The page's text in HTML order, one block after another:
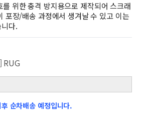
를 위한 충격 방지용으로 제작되어 스크래
포장/배송 과정에서 생겨날 수 있고 이는
다.
RUG
순차배송 예정입니다.